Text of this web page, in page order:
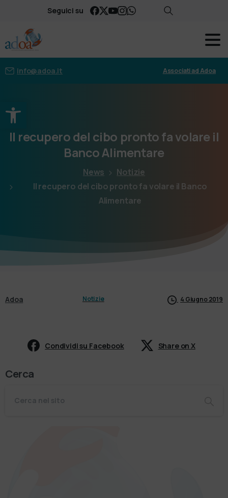
Apri la barra degli strumenti
Seguici su
info@adoa.it Associati ad Adoa
Il recuperodel cibo prontofavolare il
BancoAlimentare
News
Notizie
Il recupero del cibo pronto fa volare il Banco
Alimentare
Adoa Notizie 4 Giugno 2019
Condividi su Facebook Share on X
Cerca